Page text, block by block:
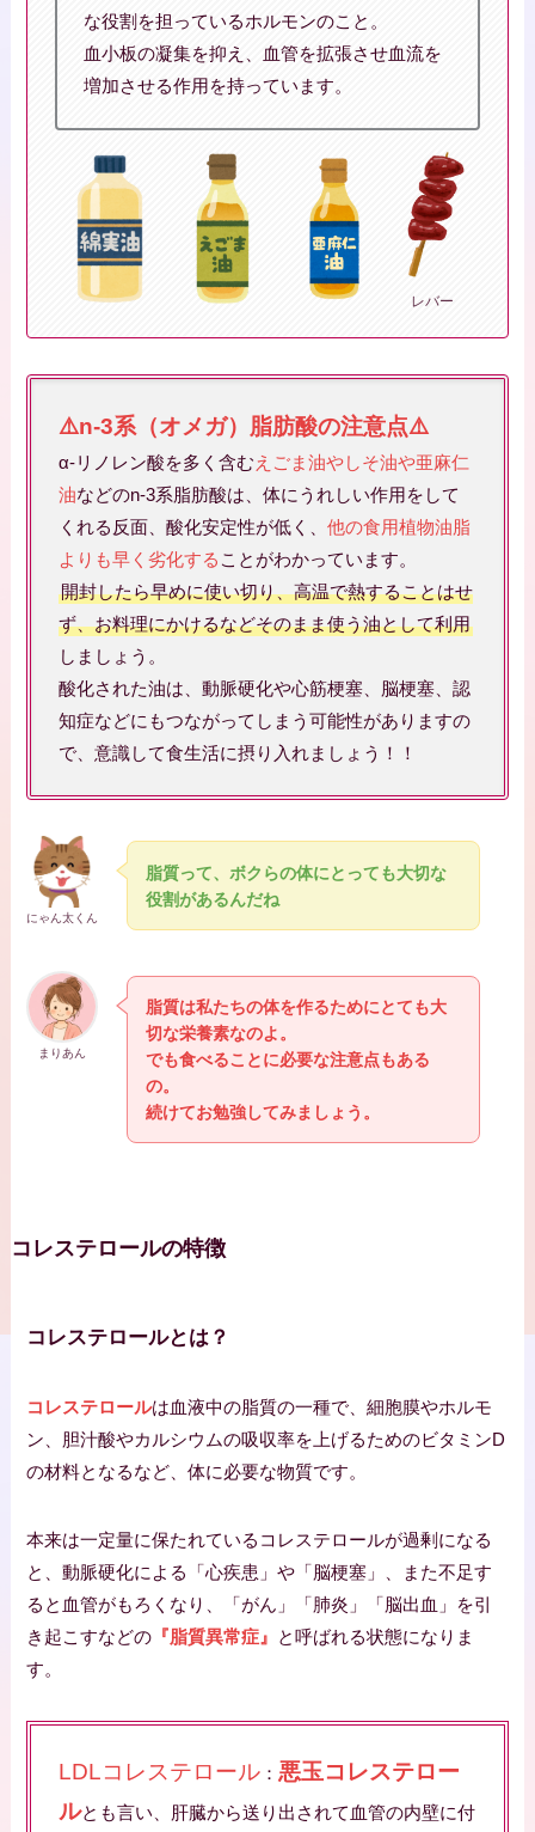
な役割を担っているホルモンのこと。
血小板の凝集を抑え、血管を拡張させ血流を
増加させる作用を持っています。
レバー
⚠️n-3系（オメガ）脂肪酸の注意点⚠️
α-リノレン酸を多く含むえごま油やしそ油や亜麻仁
油などのn-3系脂肪酸は、体にうれしい作用をして
くれる反面、酸化安定性が低く、 他の食用植物油脂
よりも早く劣化する ことがわかっています。
開封したら早めに使い切り、高温で熱することはせ
ず、お料理にかけるなどそのまま使う油として利用
しましょう。
酸化された油は、動脈硬化や心筋梗塞、脳梗塞、認
知症などにもつながってしまう可能性がありますの
で、意識して食生活に摂り入れましょう！！
にゃん太くん
脂質って、ボクらの体にとっても大切な
役割があるんだね
まりあん
脂質は私たちの体を作るためにとても大
切な栄養素なのよ。
でも食べることに必要な注意点もある
の。
続けてお勉強してみましょう。
コレステロールの特徴
コレステロールとは？
コレステロールは血液中の脂質の一種で、細胞膜やホルモ
ン、胆汁酸やカルシウムの吸収率を上げるためのビタミンD
の材料となるなど、体に必要な物質です。
本来は一定量に保たれているコレステロールが過剰になる
と、動脈硬化による「心疾患」や「脳梗塞」、また不足す
ると血管がもろくなり、「がん」「肺炎」「脳出血」を引
き起こすなどの 『脂質異常症』 と呼ばれる状態になりま
す。
LDLコレステロール： 悪玉コレステロー
ルとも言い、肝臓から送り出されて血管の内壁に付